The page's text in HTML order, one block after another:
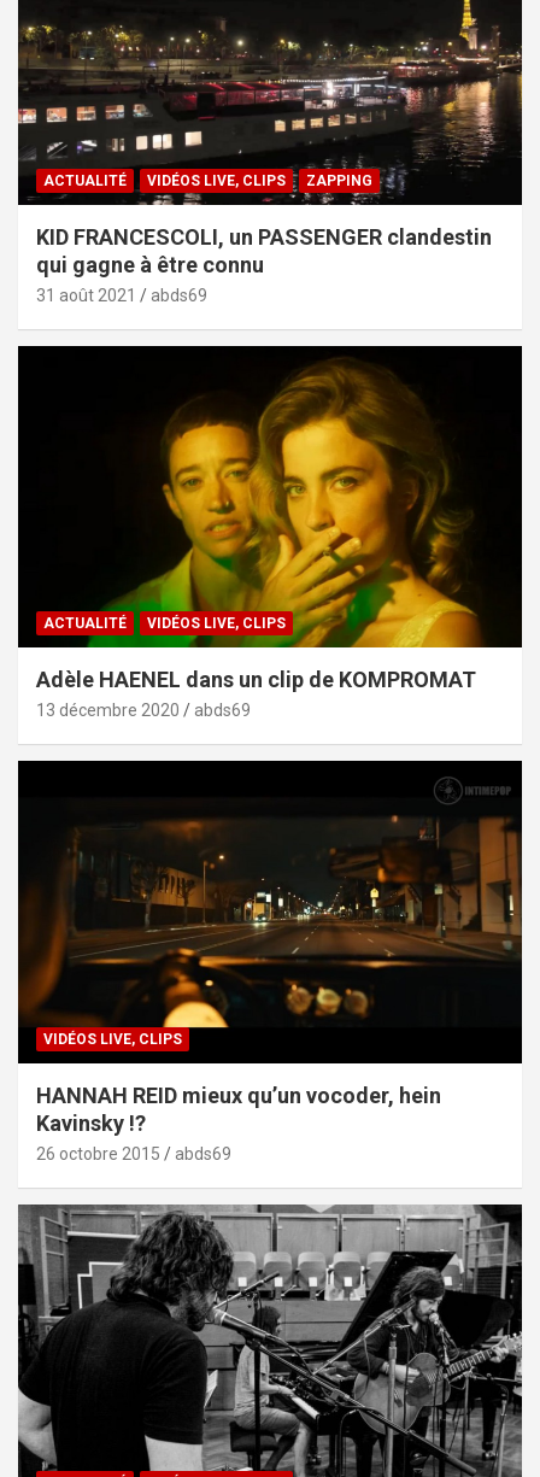
ACTUALITÉ VIDÉOS LIVE, CLIPS ZAPPING
KID FRANCESCOLI, un PASSENGER clandestin
qui gagne à être connu
31 août 2021 abds69
ACTUALITÉ VIDÉOS LIVE, CLIPS
Adèle HAENEL dans un clip de KOMPROMAT
13 décembre 2020 abds69
VIDÉOS LIVE, CLIPS
HANNAH REID mieux qu’un vocoder, hein
Kavinsky !?
26 octobre 2015 abds69